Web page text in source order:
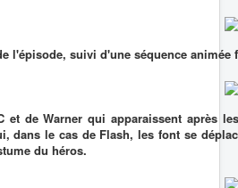
l'épisode, suivi d'une séquence
et de Warner qui apparaissent après
dans le cas de Flash, les font se
du héros.